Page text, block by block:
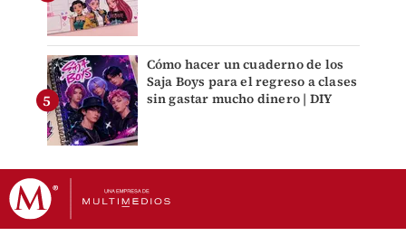
Cómo hacer un cuaderno de los
Saja Boys para el regreso a clases
sin gastar mucho dinero | DIY